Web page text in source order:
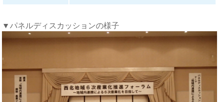
▼パネルディスカッションの様子